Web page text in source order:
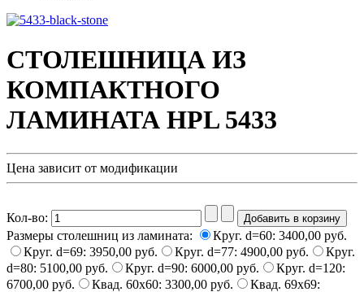
СТОЛЕШНИЦА ИЗ
КОМПАКТНОГО
ЛАМИНАТА HPL 5433
Цена зависит от модификации
Кол-во:
Размеры столешниц из ламината:
Круг. d=60: 3400,00 руб.
Круг. d=69: 3950,00 руб. Круг. d=77: 4900,00 руб.
Круг.
d=80: 5100,00 руб. Круг. d=90: 6000,00 руб.
Круг. d=120:
6700,00 руб.
Квад. 60x60: 3300,00 руб.
Квад. 69x69: